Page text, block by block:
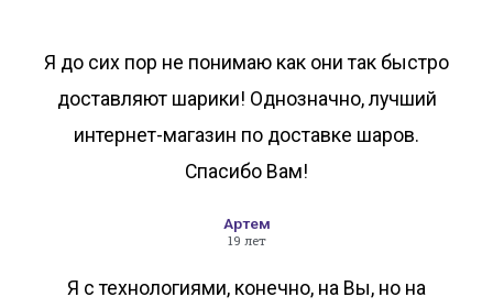
Я до сих пор не понимаю как они так быстро
доставляют шарики! Однозначно, лучший
интернет-магазин по доставке шаров.
Спасибо Вам!
Артем
19 лет
Я с технологиями, конечно, на Вы, но на